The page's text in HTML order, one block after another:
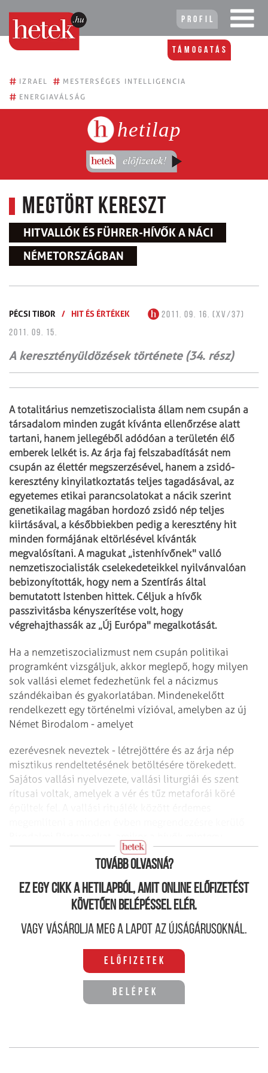
Profil
Támogatás
# IZRAEL # MESTERSÉGES INTELLIGENCIA
# ENERGIAVÁLSÁG
hetilap
Megtört kereszt
HITVALLÓK ÉS FÜHRER-HÍVŐK A NÁCI
NÉMETORSZÁGBAN
PÉCSI TIBOR / HIT ÉS ÉRTÉKEK
2011. 09. 16. (XV/37)
2011. 09. 15.
A keresztényüldözések története (34. rész)
A totalitárius nemzetiszocialista állam nem csupán a
társadalom minden zugát kívánta ellenőrzése alatt
tartani, hanem jellegéből adódóan a területén élő
emberek lelkét is. Az árja faj felszabadítását nem
csupán az élettér megszerzésével, hanem a zsidó-
keresztény kinyilatkoztatás teljes tagadásával, az
egyetemes etikai parancsolatokat a nácik szerint
genetikailag magában hordozó zsidó nép teljes
kiirtásával, a későbbiekben pedig a keresztény hit
minden formájának eltörlésével kívánták
megvalósítani. A magukat „istenhívőnek" valló
nemzetiszocialisták cselekedeteikkel nyilvánvalóan
bebizonyították, hogy nem a Szentírás által
bemutatott Istenben hittek. Céljuk a hívők
passzivitásba kényszerítése volt, hogy
végrehajthassák az „Új Európa" megalkotását.
Ha a nemzetiszocializmust nem csupán politikai
programként vizsgáljuk, akkor meg­lepő, hogy milyen
sok vallási elemet fedezhetünk fel a nácizmus
szándékaiban és gyakorlatában. Mindenekelőtt
rendelkezett egy történelmi vízióval, amelyben az új
Német Birodalom - amelyet
ezer­évesnek neveztek - létrejöttére és az árja nép
misztikus rendeltetésének betöltésére törekedett.
Sajátos vallási nyelvezete, vallási liturgiái és szent
rítusai voltak, amelyek a vér és tűz metaforái köré
zarándoklatként keresték fel az adott helyszínt.
Tovább olvasná?
Ez egy cikk a hetilapból, amit online előfizetést
követően belépéssel elér.
Vagy vásárolja meg a lapot az újságárusoknál.
Előfizetek
Belépek